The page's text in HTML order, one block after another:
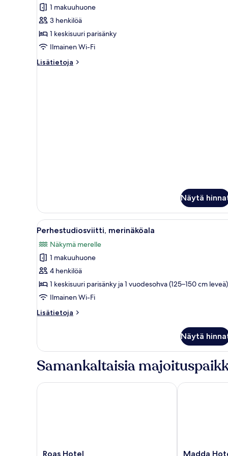
Kahden
hengen
deluxe-
huone,
kuvat
1 makuuhuone
3 henkilöä
1 keskisuuri parisänky
Ilmainen Wi-Fi
Lisätietoja
Lisätietoja
Näytä
Avaa
kaikki
huonetyypin
Perhestudiosviitti,
merinäköala
kuvat
Moderni hotellihuone, jossa
5
Perhestudiosviitti, merinäköala
Näkymä merelle
1 makuuhuone
4 henkilöä
1 keskisuuri parisänky ja 1 vuodesohva (125–150 cm leveä)
Ilmainen Wi-Fi
Lisätietoja
Lisätietoja
Näytä
Samankaltaisia
Roas
Roas Hotel
Roas Hotel
Madda
Madda
Madda Hotel